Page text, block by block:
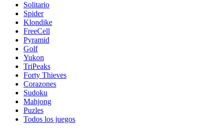
Solitario
Spider
Klondike
FreeCell
Pyramid
Golf
Yukon
TriPeaks
Forty Thieves
Corazones
Sudoku
Mahjong
Puzles
Todos los juegos